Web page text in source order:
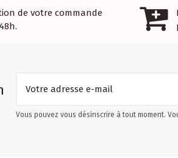
de votre commande
Vous pouvez vous désinscrire à tout moment.